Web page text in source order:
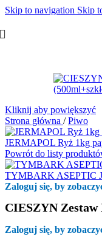
Skip to navigation Skip
Kliknij aby powiększyć
Strona główna / Piwo
JERMAPOL Ryż 1kg
Powrót do listy
TYMBARK ASEPTIC
Zaloguj się, by
CIESZYN Zestaw
Zaloguj się, by